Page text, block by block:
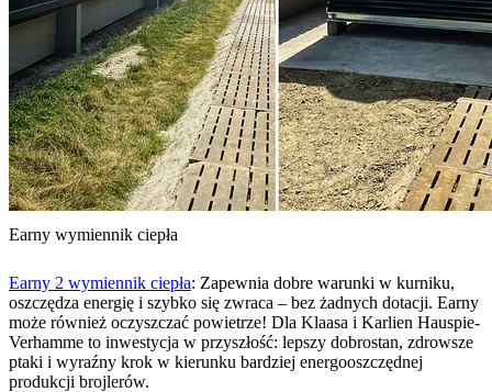
Earny wymiennik ciepła
Earny 2 wymiennik ciepła: Zapewnia dobre warunki w kurniku,
oszczędza energię i szybko się zwraca – bez żadnych dotacji. Earny
może również oczyszczać powietrze! Dla Klaasa i Karlien Hauspie-
Verhamme to inwestycja w przyszłość: lepszy dobrostan, zdrowsze
ptaki i wyraźny krok w kierunku bardziej energooszczędnej
produkcji brojlerów.